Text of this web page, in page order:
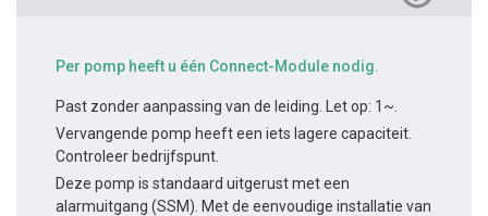
Per pomp heeft u één Connect-Module nodig.
Past zonder aanpassing van de leiding. Let op: 1~.
Vervangende pomp heeft een iets lagere capaciteit.
Controleer bedrijfspunt.
Deze pomp is standaard uitgerust met een
alarmuitgang (SSM). Met de eenvoudige installatie van